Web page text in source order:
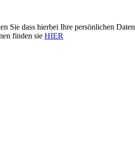
Sie dass hierbei Ihre persönlichen
finden sie HIER